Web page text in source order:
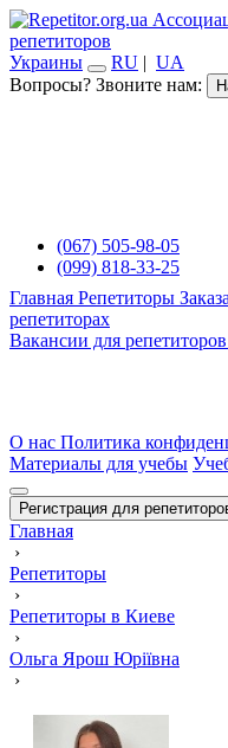
репетиторов
Украины
RU | UA
Вопросы? Звоните нам:
(067) 505-98-05
(099) 818-33-25
Главная Репетиторы
репетиторах
Вакансии для репетиторов
О нас Политика
Материалы для учебы
Регистрация для
Главная
›
Репетиторы
›
Репетиторы в Киеве
›
Ольга Ярош Юріївна
›